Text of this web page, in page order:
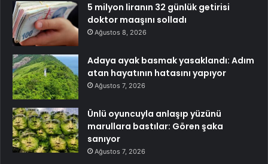
5 milyon liranın 32 günlük getirisi
doktor maaşını solladı
Ağustos 8, 2026
Adaya ayak basmak yasaklandı: Adım
atan hayatının hatasını yapıyor
Ağustos 7, 2026
Ünlü oyuncuyla anlaşıp yüzünü
marullara bastılar: Gören şaka
sanıyor
Ağustos 7, 2026